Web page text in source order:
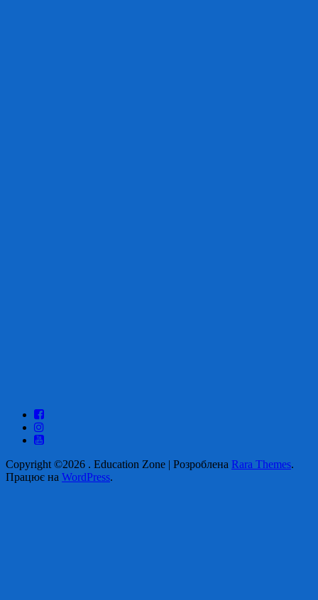
Copyright ©2026 . Education Zone | Розроблена Rara Themes.
Працює на WordPress.